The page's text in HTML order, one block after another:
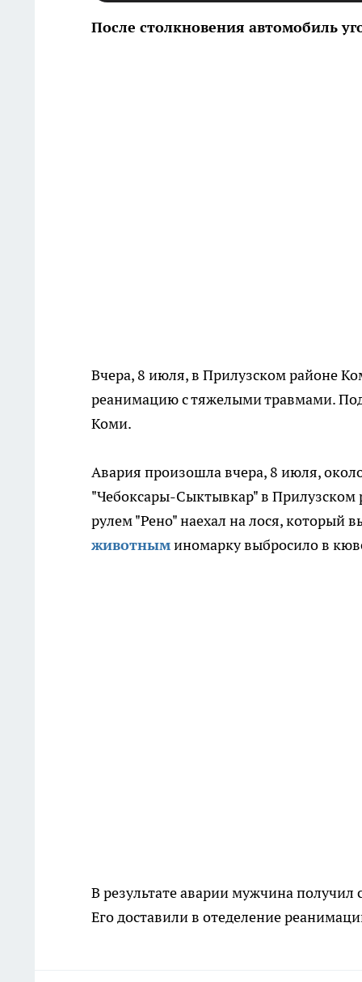
После столкновения автомобиль
Вчера, 8 июля, в Прилузском районе
реанимацию с тяжелыми травмами.
Коми.
Авария произошла вчера, 8 июля,
"Чебоксары-Сыктывкар" в Прилузском
рулем "Рено" наехал на лося, который
животныминомарку выбросило в
В результате аварии мужчина
Его доставили в отеделение